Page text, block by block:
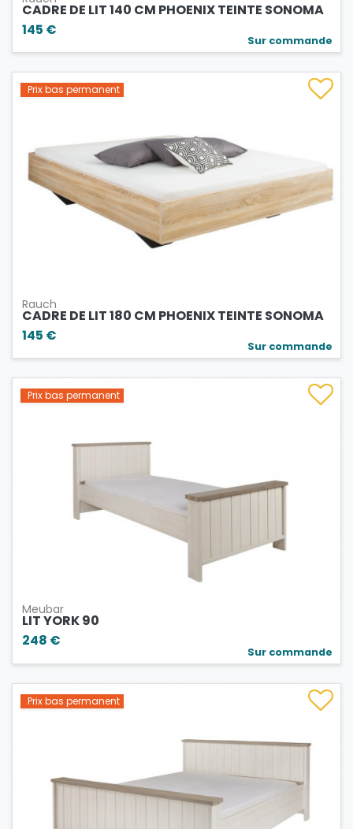
CADRE DE LIT 140 CM PHOENIX TEINTE SONOMA
145 €
Sur commande
Prix bas permanent
Rauch
CADRE DE LIT 180 CM PHOENIX TEINTE SONOMA
145 €
Sur commande
Prix bas permanent
Meubar
LIT YORK 90
248 €
Sur commande
Prix bas permanent